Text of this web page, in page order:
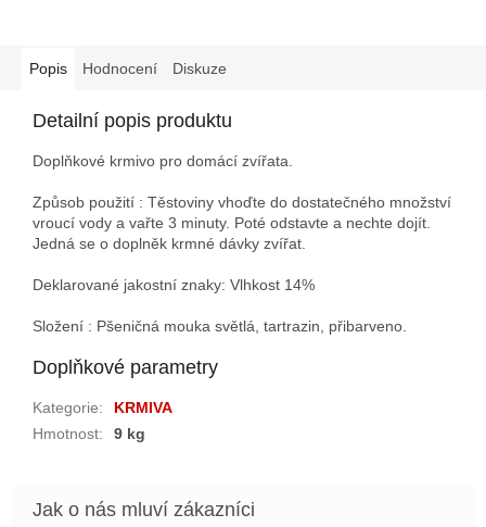
Popis Hodnocení Diskuze
Detailní popis produktu
Doplňkové krmivo pro domácí zvířata.
Způsob použití : Těstoviny vhoďte do dostatečného množství
vroucí vody a vařte 3 minuty. Poté odstavte a nechte dojít.
Jedná se o doplněk krmné dávky zvířat.
Deklarované jakostní znaky: Vlhkost 14%
Složení : Pšeničná mouka světlá, tartrazin, přibarveno.
Doplňkové parametry
Kategorie:
KRMIVA
Hmotnost: 9 kg